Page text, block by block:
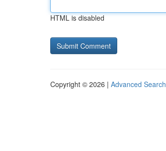
HTML is disabled
Copyright © 2026 | Advanced Search